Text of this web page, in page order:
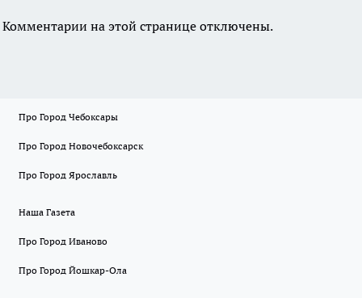
Комментарии на этой странице отключены.
Про Город Чебоксары
Про Город Новочебоксарск
Про Город Ярославль
Наша Газета
Про Город Иваново
Про Город Йошкар-Ола